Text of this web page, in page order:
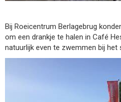
Bij Roeicentrum Berlagebrug
om een drankje te halen in Café
natuurlijk even te zwemmen bij